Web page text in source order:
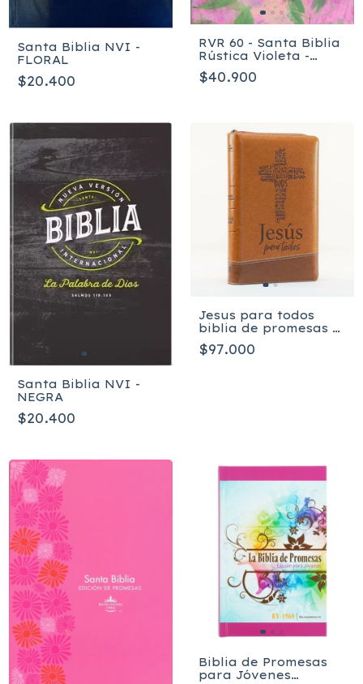
Santa Biblia NVI -
FLORAL
$20.400
RVR 60 - Santa Biblia
Rústica Violeta -
Edición de Promesas
CR-M2
$40.900
Santa Biblia NVI -
NEGRA
$20.400
Jesus para todos
biblia de promesas /
Manual / PU / Café
con cierre + índice
$97.000
Biblia de Promesas
para Jóvenes